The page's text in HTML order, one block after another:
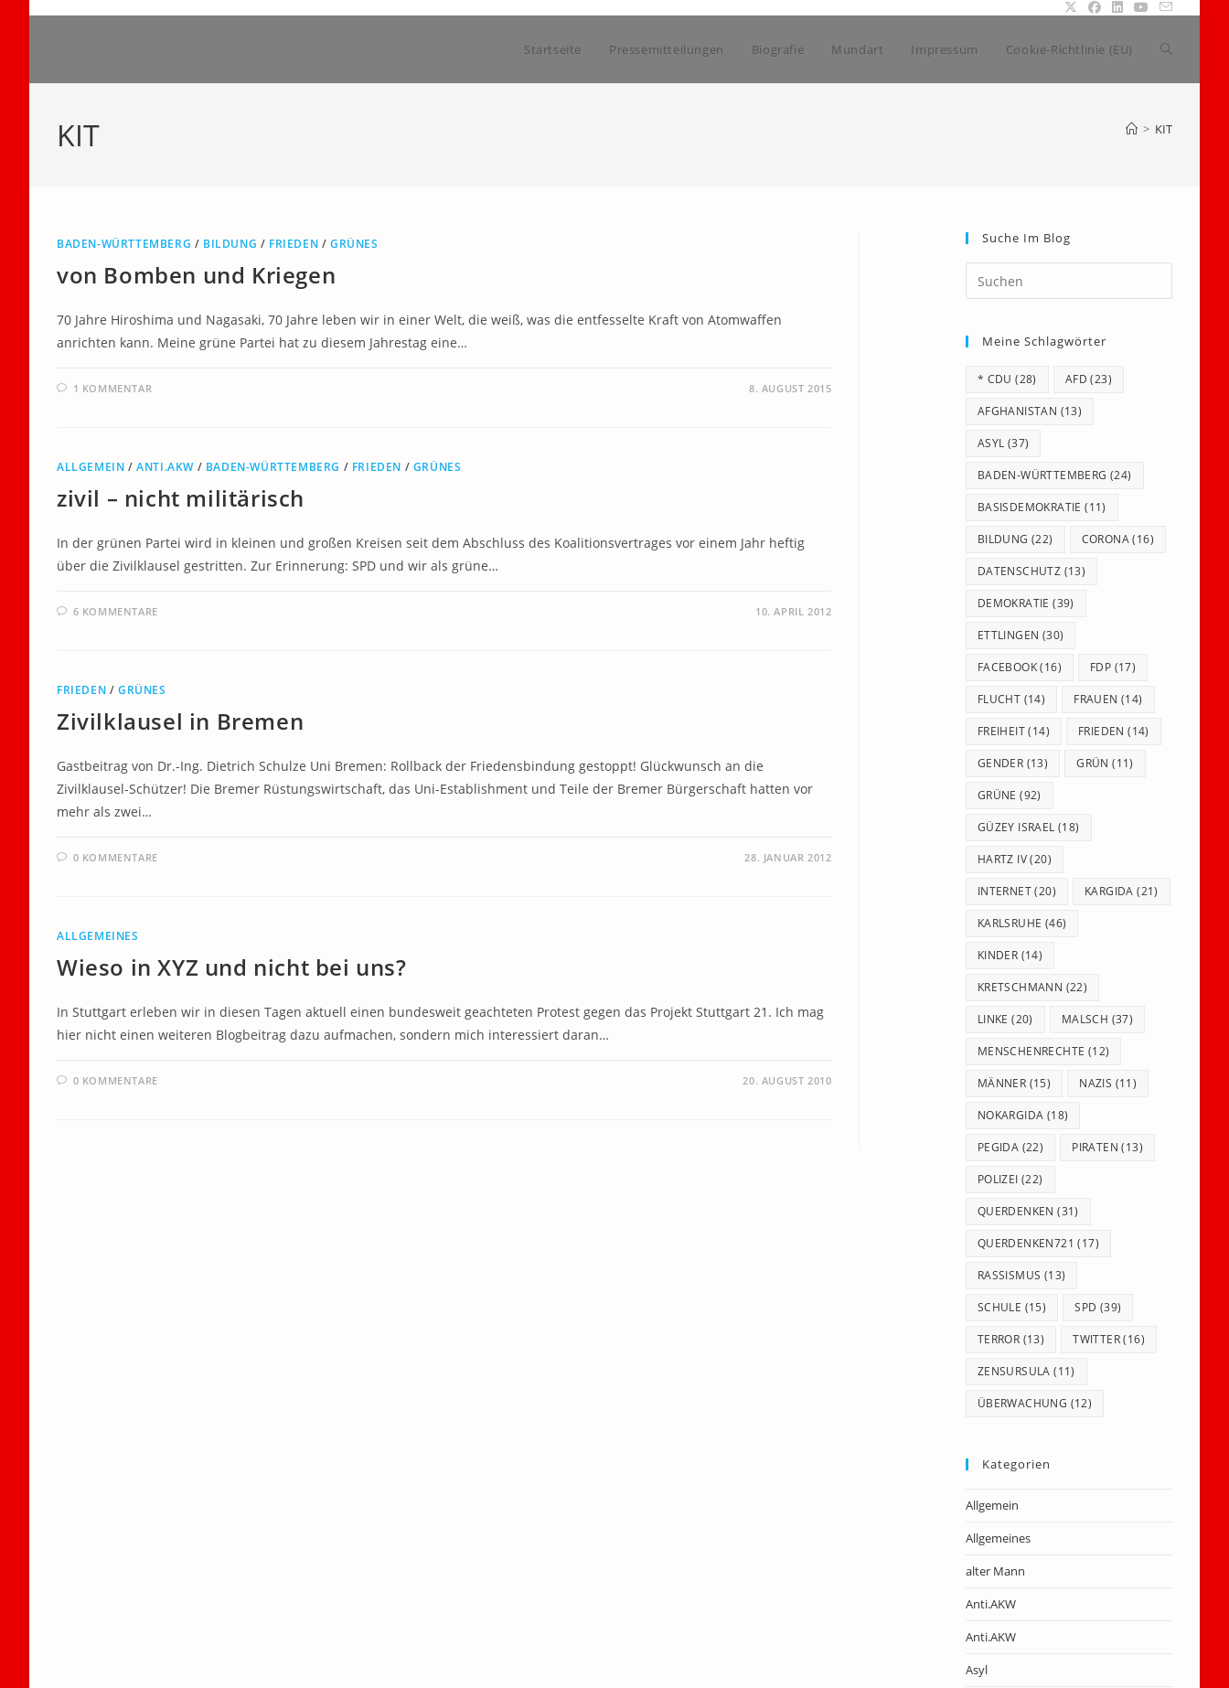
Startseite Pressemitteilungen Biografie Mundart Impressum Cookie-Richtlinie (EU) Website-
KIT > KIT
BADEN-WÜRTTEMBERG / BILDUNG / FRIEDEN /GRÜNES
von Bomben und Kriegen
70 Jahre Hiroshima und Nagasaki, 70 Jahre leben wir in einer Welt, die weiß, was die entfesselte Kraft von Atomwaffen
anrichten kann. Meine grüne Partei hat zu diesem Jahrestag eine…
1 KOMMENTAR 8. AUGUST 2015
ALLGEMEIN /ANTI.AKW / BADEN-WÜRTTEMBERG / FRIEDEN / GRÜNES
zivil – nicht militärisch
In der grünen Partei wird in kleinen und großen Kreisen seit dem Abschluss des Koalitionsvertrages vor einem Jahr heftig
über die Zivilklausel gestritten. Zur Erinnerung: SPD und wir als grüne…
6 KOMMENTARE 10. APRIL 2012
FRIEDEN /GRÜNES
Zivilklausel in Bremen
Gastbeitrag von Dr.-Ing. Dietrich Schulze Uni Bremen: Rollback der Friedensbindung gestoppt! Glückwunsch an die
Zivilklausel-Schützer! Die Bremer Rüstungswirtschaft, das Uni-Establishment und Teile der Bremer Bürgerschaft hatten vor
mehr als zwei…
0 KOMMENTARE 28. JANUAR 2012
ALLGEMEINES
Wieso in XYZ und nicht bei uns?
In Stuttgart erleben wir in diesen Tagen aktuell einen bundesweit geachteten Protest gegen das Projekt Stuttgart 21. Ich mag
hier nicht einen weiteren Blogbeitrag dazu aufmachen, sondern mich interessiert daran…
0 KOMMENTARE 20. AUGUST 2010
Suche Im Blog
Escape
Meine Schlagwörter
* CDU (28) AFD (23)
AFGHANISTAN (13)
ASYL (37)
BADEN-WÜRTTEMBERG (24)
BASISDEMOKRATIE (11)
BILDUNG (22) CORONA(16)
DATENSCHUTZ (13)
DEMOKRATIE (39)
ETTLINGEN (30)
FACEBOOK(16) FDP (17)
FLUCHT (14) FRAUEN (14)
FREIHEIT(14) FRIEDEN (14)
GENDER (13) GRÜN (11)
GRÜNE (92)
GÜZEY ISRAEL (18)
HARTZ IV(20)
INTERNET(20) KARGIDA (21)
KARLSRUHE (46)
KINDER (14)
KRETSCHMANN (22)
LINKE (20) MALSCH (37)
MENSCHENRECHTE (12)
MÄNNER (15) NAZIS (11)
NOKARGIDA (18)
PEGIDA (22) PIRATEN (13)
POLIZEI (22)
QUERDENKEN (31)
QUERDENKEN721 (17)
RASSISMUS (13)
SCHULE (15) SPD (39)
TERROR (13) TWITTER(16)
ZENSURSULA (11)
ÜBERWACHUNG (12)
Kategorien
Allgemein
Allgemeines
alter Mann
Anti.AKW
Anti.AKW
Asyl